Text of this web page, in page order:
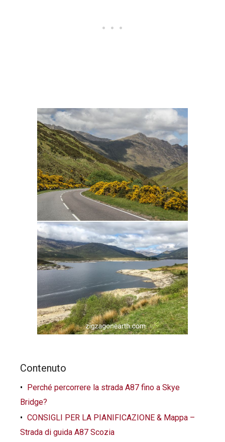
Contenuto
Perché percorrere la strada A87 fino a Skye
Bridge?
CONSIGLI PER LA PIANIFICAZIONE & Mappa –
Strada di guida A87 Scozia